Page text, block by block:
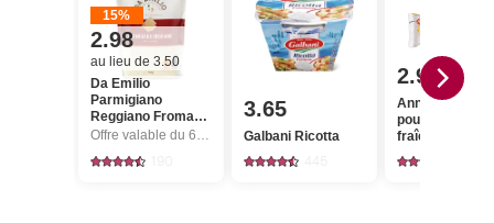
15%
2.98
au lieu de 3.50
Da Emilio
Parmigiano
Reggiano Fromage
râpé
Offre valable du 6.8 au 12.8.2026, jusqu’à épuisement du stock.
3.65
Galbani Ricotta
2.95
Anna's Best
pour pâtes
fraîches